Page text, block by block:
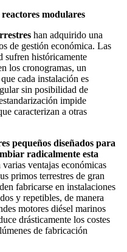
modulares
han adquirido una
de gestión económica. Las
sufren históricamente
los cronogramas, un
cada instalación es
sin posibilidad de
impide
caracterizan a otras
pequeños diseñados para
radicalmente esta
ventajas económicas
primos terrestres de gran
fabricarse en instalaciones
y repetibles, de manera
motores diésel marinos
drásticamente los costes
de fabricación